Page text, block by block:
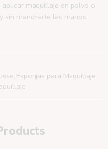
aplicar maquillaje en polvo o
sin mancharte las manos.
, Esponjas para Maquillaje